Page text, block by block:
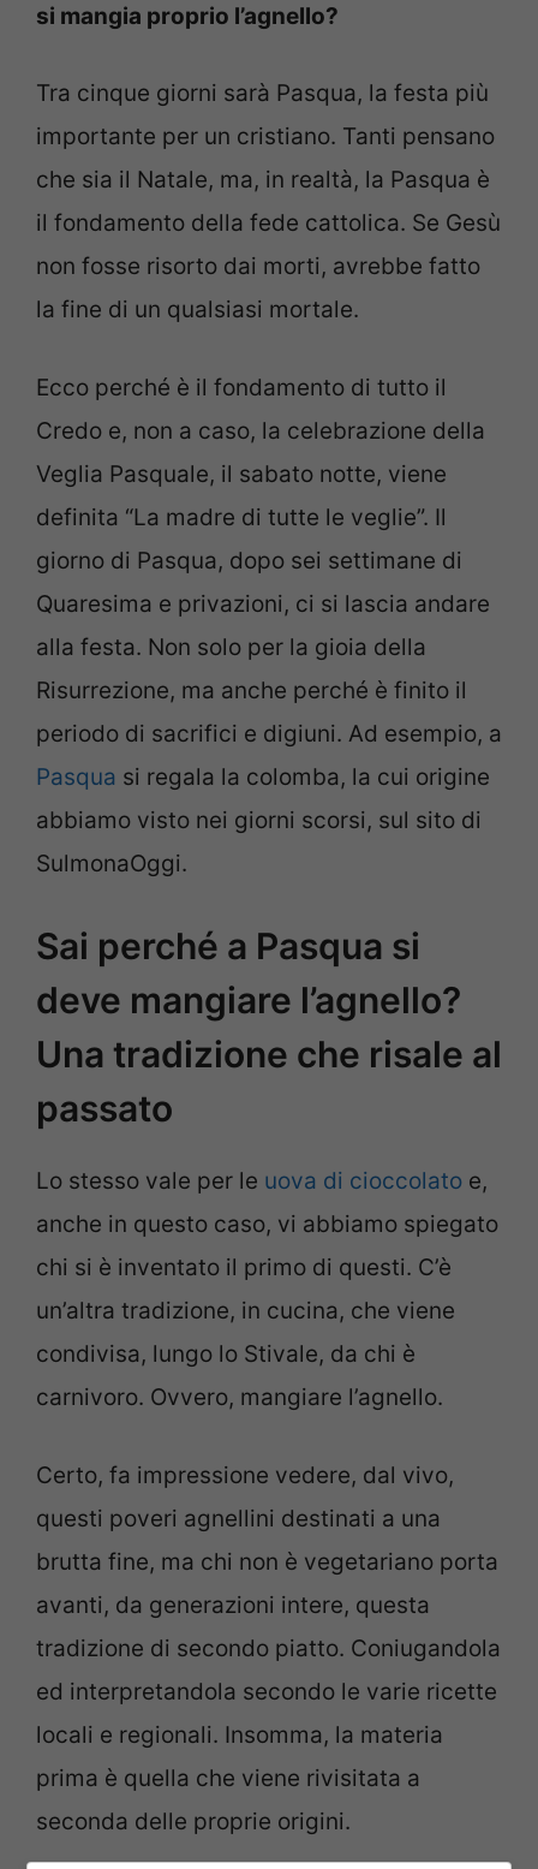
si mangia proprio l’agnello?
Tra cinque giorni sarà Pasqua, la festa più
importante per un cristiano. Tanti pensano
che sia il Natale, ma, in realtà, la Pasqua è
il fondamento della fede cattolica. Se Gesù
non fosse risorto dai morti, avrebbe fatto
la fine di un qualsiasi mortale.
Ecco perché è il fondamento di tutto il
Credo e, non a caso, la celebrazione della
Veglia Pasquale, il sabato notte, viene
definita “La madre di tutte le veglie”. Il
giorno di Pasqua, dopo sei settimane di
Quaresima e privazioni, ci si lascia andare
alla festa. Non solo per la gioia della
Risurrezione, ma anche perché è finito il
periodo di sacrifici e digiuni. Ad esempio, a
Pasqua si regala la colomba, la cui origine
abbiamo visto nei giorni scorsi, sul sito di
SulmonaOggi.
Sai perché a Pasqua si
deve mangiare l’agnello?
Una tradizione che risale al
passato
Lo stesso vale per le uova di cioccolato e,
anche in questo caso, vi abbiamo spiegato
chi si è inventato il primo di questi. C’è
un’altra tradizione, in cucina, che viene
condivisa, lungo lo Stivale, da chi è
carnivoro. Ovvero, mangiare l’agnello.
Certo, fa impressione vedere, dal vivo,
questi poveri agnellini destinati a una
brutta fine, ma chi non è vegetariano porta
avanti, da generazioni intere, questa
tradizione di secondo piatto. Coniugandola
ed interpretandola secondo le varie ricette
locali e regionali. Insomma, la materia
prima è quella che viene rivisitata a
seconda delle proprie origini.